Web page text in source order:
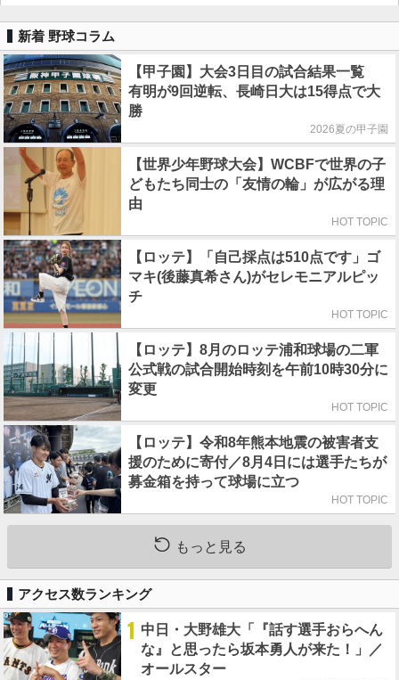
新着 野球コラム
【甲子園】大会3日目の試合結果一覧
有明が9回逆転、長崎日大は15得点で大
勝
2026夏の甲子園
【世界少年野球大会】WCBFで世界の子
どもたち同士の「友情の輪」が広がる理
由
HOT TOPIC
【ロッテ】「自己採点は510点です」ゴ
マキ(後藤真希さん)がセレモニアルピッ
チ
HOT TOPIC
【ロッテ】8月のロッテ浦和球場の二軍
公式戦の試合開始時刻を午前10時30分に
変更
HOT TOPIC
【ロッテ】令和8年熊本地震の被害者支
援のために寄付／8月4日には選手たちが
募金箱を持って球場に立つ
HOT TOPIC
もっと見る
アクセス数ランキング
1 中日・大野雄大「『話す選手おらへん
な』と思ったら坂本勇人が来た！」／
オールスター